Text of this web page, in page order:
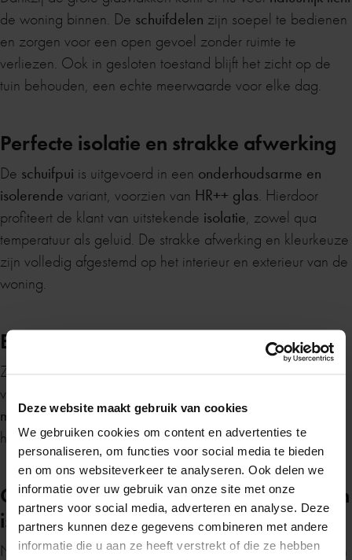
Deze website maakt gebruik van cookies
We gebruiken cookies om content en advertenties te
personaliseren, om functies voor social media te bieden
en om ons websiteverkeer te analyseren. Ook delen we
informatie over uw gebruik van onze site met onze
partners voor social media, adverteren en analyse. Deze
partners kunnen deze gegevens combineren met andere
informatie die u aan ze heeft verstrekt of die ze hebben
de woning binnen. De schuifdelen zijn soepel te bedienen
en zorgen voor een open gevoel zonder ruimte te
verliezen. Ook in gesloten toestand blijft het zicht op de
tuin behouden, een echte meerwaarde voor elke dag.
Perfecte isolatie en strakke afwerking
De schuifpui is uitgevoerd in een onderhoudsarme en
isolerende variant, voorzien van HR++ glas. Hierdoor
profiteert de klant van uitstekende isolatie, zowel qua
temperatuur als geluid. De strakke afwerking en kleurkeuze
zijn volledig afgestemd op het interieur en exterieur van de
woning.
Een duurzaam maatwerkproject
Zoals bij elk project denken we bij De Lange Deuren mee
van ontwerp tot plaatsing. Ook bij deze
maatwerkessentieel: de pui sluit naadloos aan en tilt het
hele leefgedeelte naar een hoger niveau.
Ook op zoek naar meer licht, ruimte en
isolatie?
Neem contact met ons op voor de mogelijkheden van een
Van maandag 20 juli tot en met maandag 10
augustus zijn wij gesloten in verband met de
zomervakantie.
Heb je in de tussentijd een vraag? Stuur ons